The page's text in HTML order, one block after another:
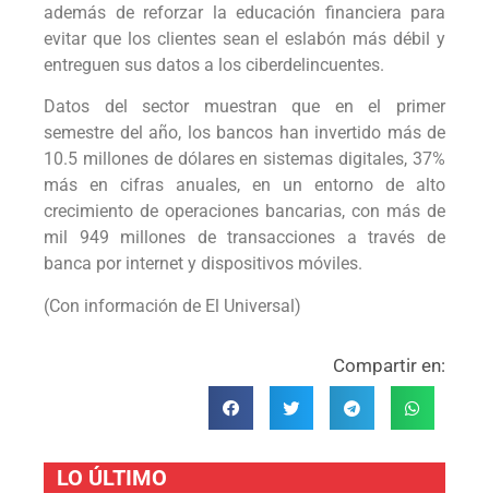
además de reforzar la educación financiera para
evitar que los clientes sean el eslabón más débil y
entreguen sus datos a los ciberdelincuentes.
Datos del sector muestran que en el primer
semestre del año, los bancos han invertido más de
10.5 millones de dólares en sistemas digitales, 37%
más en cifras anuales, en un entorno de alto
crecimiento de operaciones bancarias, con más de
mil 949 millones de transacciones a través de
banca por internet y dispositivos móviles.
(Con información de El Universal)
Compartir en:
LO ÚLTIMO